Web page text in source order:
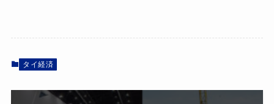
タイ経済